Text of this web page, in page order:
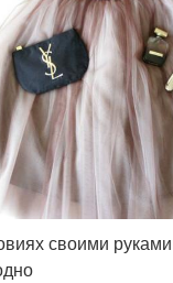
своими